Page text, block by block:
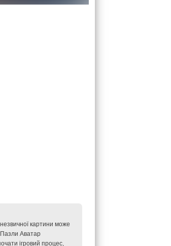
картини може
Аватар
ігровий процес,